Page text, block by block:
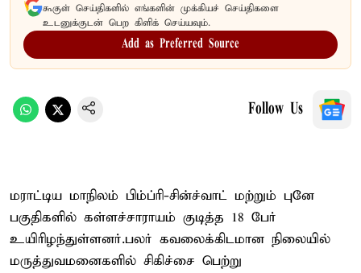
கூகுள் செய்திகளில் எங்களின் முக்கியச் செய்திகளை
உடனுக்குடன் பெற கிளிக் செய்யவும்.
Add as Preferred Source
Follow Us
மராட்டிய மாநிலம் பிம்ப்ரி-சின்ச்வாட் மற்றும் புனே
பகுதிகளில் கள்ளச்சாராயம் குடித்த 18 பேர்
உயிரிழந்துள்ளனர்.பலர் கவலைக்கிடமான நிலையில்
மருத்துவமனைகளில் சிகிச்சை பெற்று